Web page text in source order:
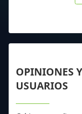
OPINIONES
USUARIOS